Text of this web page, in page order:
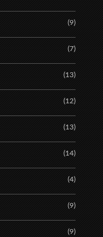
(9)
(7)
(13)
(12)
(13)
(14)
(4)
(9)
(9)